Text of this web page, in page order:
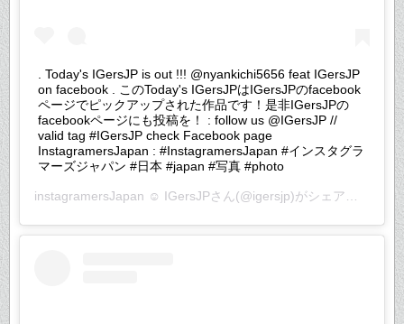
. Today's IGersJP is out !!! @nyankichi5656 feat IGersJP
on facebook . このToday's IGersJPはIGersJPのfacebook
ページでピックアップされた作品です！是非IGersJPの
facebookページにも投稿を！ : follow us @IGersJP //
valid tag #IGersJP check Facebook page
InstagramersJapan : #InstagramersJapan #インスタグラ
マーズジャパン #日本 #japan #写真 #photo
instagramersJapan ☺︎ IGersJPさん(@igersjp)がシェアした投稿 –